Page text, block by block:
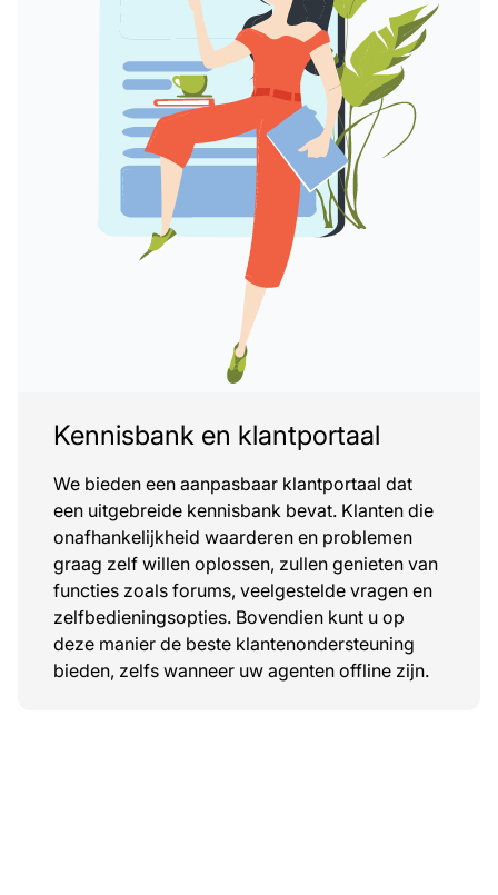
Kennisbank en klantportaal
We bieden een aanpasbaar klantportaal dat
een uitgebreide kennisbank bevat. Klanten die
onafhankelijkheid waarderen en problemen
graag zelf willen oplossen, zullen genieten van
functies zoals forums, veelgestelde vragen en
zelfbedieningsopties. Bovendien kunt u op
deze manier de beste klantenondersteuning
bieden, zelfs wanneer uw agenten offline zijn.